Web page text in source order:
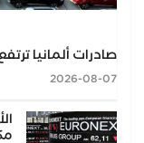
صادرات ألمانيا
2026-08-07